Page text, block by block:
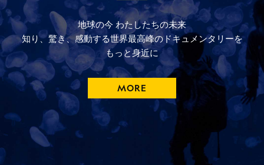
地球の今 わたしたちの未来
知り、驚き、感動する世界最高峰のドキュメンタリーを
もっと身近に
MORE